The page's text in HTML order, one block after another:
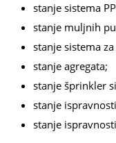
stanje sistema
stanje mulјnih
stanje sistema
stanje agregata;
stanje šprinkler
stanje
stanje